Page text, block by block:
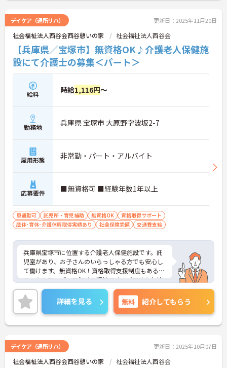
デイケア（通所リハ） 更新日：2025年11月20日
社会福祉法人西谷会西谷憩いの家 社会福祉法人西谷会
【兵庫県／宝塚市】無資格OK♪介護老人保健施
設にて介護士の募集＜パート＞
給料 時給1,116円～
勤務地 兵庫県 宝塚市 大原野字波坂2-7
雇用形態 非常勤・パート・アルバイト
応募要件 ■無資格可 ■経験年数1年以上
車通勤可 託児所・育児補助 無資格OK
資格取得サポート
産休･育休･介護休暇取得実績あり
社会保険完備 交通費支給
兵庫県宝塚市に位置する介護老人保健施設です。託
児室があり、お子さんのいらっしゃる方でも安心し
て働けます。無資格OK！資格取得支援制度もあるの
でスキルアップも目指せる環境です。ご興味をお持
ちの方はお気軽にお問い合わせください。
詳細を見る 無料 紹介してもらう
デイケア（通所リハ） 更新日：2025年10月07日
社会福祉法人西谷会西谷憩いの家 社会福祉法人西谷会